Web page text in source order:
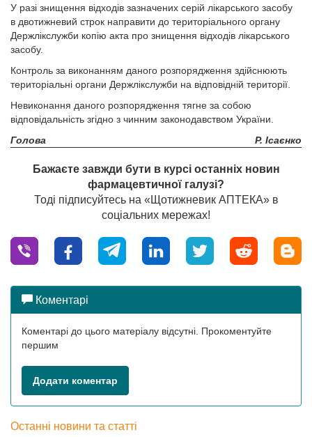
У разі знищення відходів зазначених серій лікарського засобу
в двотижневий строк направити до територіального органу
Держлікслужби копію акта про знищення відходів лікарського
засобу.
Контроль за виконанням даного розпорядження здійснюють
територіальні органи Держлікслужби на відповідній території.
Невиконання даного розпорядження тягне за собою
відповідальність згідно з чинним законодавством України.
Голова
Р. Ісаєнко
Бажаєте завжди бути в курсі останніх новин
фармацевтичної галузі?
Тоді підписуйтесь на «Щотижневик АПТЕКА» в
соціальних мережах!
Коментарі
Коментарі до цього матеріалу відсутні. Прокоментуйте
першим
Додати коментар
Останні новини та статті